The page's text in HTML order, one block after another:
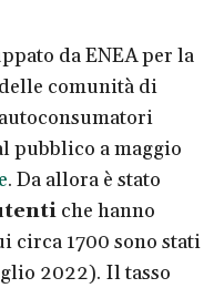
da ENEA per la
comunità di
pubblico a maggio
. Da allora è stato
che hanno
circa 1700 sono stati
2022). Il tasso